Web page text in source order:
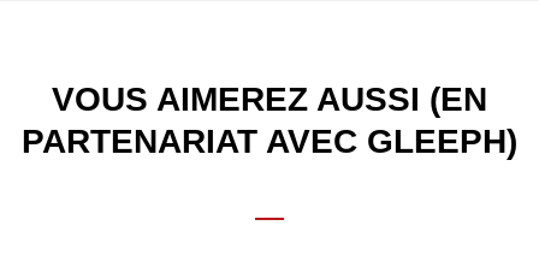
VOUS AIMEREZ AUSSI (EN
PARTENARIAT AVEC GLEEPH)